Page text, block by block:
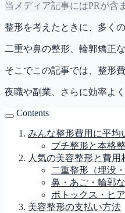
当メディア記事にはPRが含
整形を考えたときに、多く
二重や鼻の整形、輪郭矯正
そこでこの記事では、整形
夜職や副業、さらに効率よ
Contents
みんな整形費用に平均
プチ整形と本格
人気の美容整形と費用
二重整形（埋没・
鼻・あご・輪郭
ボトックス・ヒ
美容整形の支払い方法